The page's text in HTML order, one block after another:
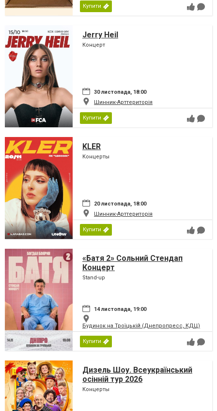
Купити
Jerry Heil
Концерт
30 листопада, 18:00
Шинник-Арттериторія
Купити
KLER
Концерты
20 листопада, 18:00
Шинник-Арттериторія
Купити
«Батя 2» Сольний Стендап
Концерт
Stand-up
14 листопада, 19:00
Будинок на Троїцькій (Днепропресс, КДЦ)
Купити
Дизель Шоу. Всеукраїнський
осінній тур 2026
Концерты